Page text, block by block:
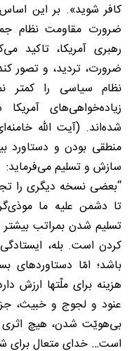
کافر شوید». بر این اساس
ضرورت مقاومت نظام
رهبری آمریکا، تاکید
ضرورت، تردید، و تصور
نظام سیاسی را کمتر
زیاده‌خواهی‌های
منطقی بودن و دستاورد
سازش و تسلیم می‌فرماید:
“بعضی نسخه‌ دیگری را
تا دشمن علیه ما
تسلیم شدن بمراتب بیشتر
کردن است. بله،
باشد؛ امّا دستاوردهای
هزینه برای ملّتها ارزش
عنود و لجوج و خبیث،
بی‌هویّت شدن، هیچ اثری
است… خدای متعال برای